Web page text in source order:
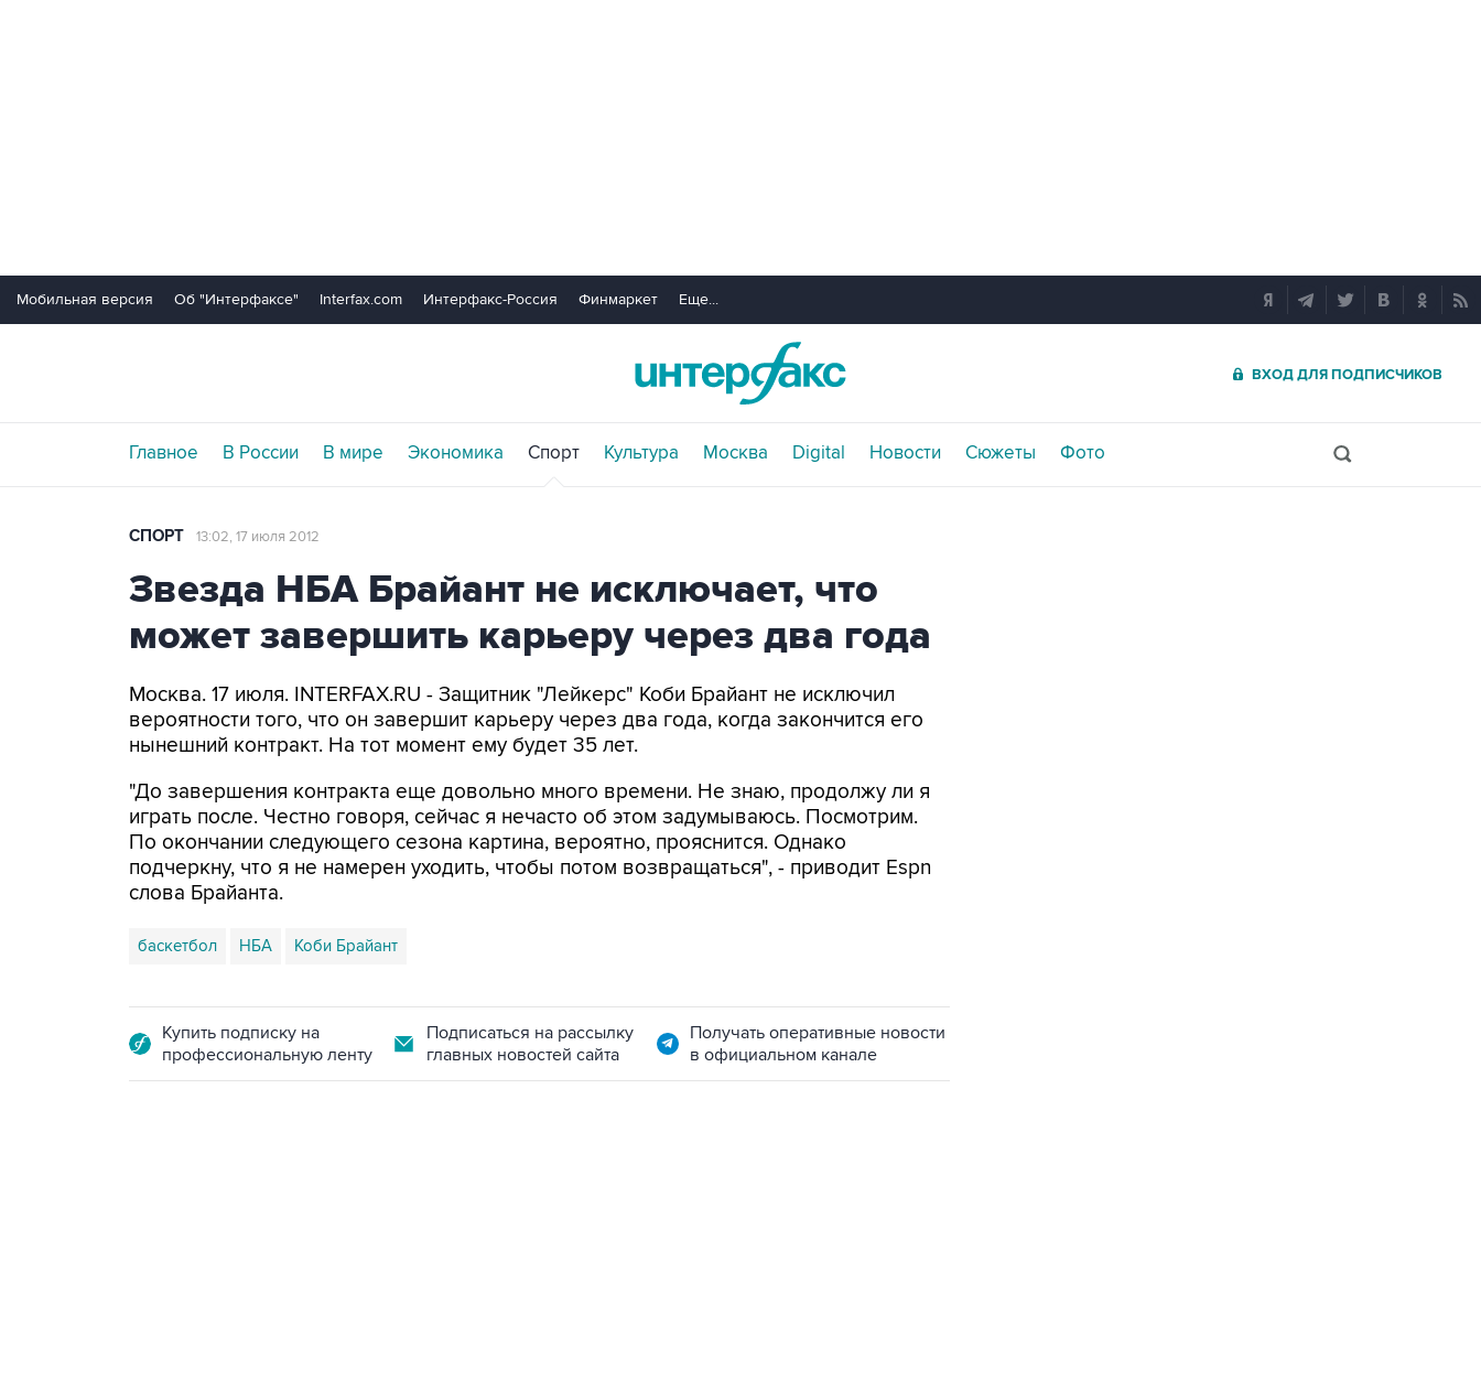
Мобильная версия Об "Интерфаксе" Interfax.com Интерфакс-Россия Финмаркет Еще...
ВХОД ДЛЯ ПОДПИСЧИКОВ
Главное В России В мире Экономика Спорт Культура Москва Digital Новости Сюжеты Фото
СПОРТ 13:02, 17 июля 2012
Звезда НБА Брайант не исключает, что
может завершить карьеру через два года
Москва. 17 июля. INTERFAX.RU - Защитник "Лейкерс" Коби Брайант не исключил
вероятности того, что он завершит карьеру через два года, когда закончится его
нынешний контракт. На тот момент ему будет 35 лет.
"До завершения контракта еще довольно много времени. Не знаю, продолжу ли я
играть после. Честно говоря, сейчас я нечасто об этом задумываюсь. Посмотрим.
По окончании следующего сезона картина, вероятно, прояснится. Однако
подчеркну, что я не намерен уходить, чтобы потом возвращаться", - приводит Espn
слова Брайанта.
баскетбол НБА Коби Брайант
Купить подписку на
профессиональную ленту
Подписаться на рассылку
главных новостей сайта
Получать оперативные новости
в официальном канале